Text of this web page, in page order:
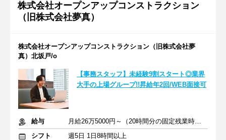
株式会社オープンアップコンストラクション
（旧株式会社夢真）
株式会社オープンアップコンストラクション（旧株式会社夢
真）北坂戸/o
【事務スタッフ】未経験9割スタート◎業界
大手の上場グループ!!昇給年2回/WEB面接可
給与
月給26万5000円～（20時間分の固定残業時間代を含む）
シフト
週5日 1日8時間以上